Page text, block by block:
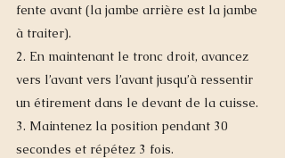
fente avant (la jambe arrière est la jambe
à traiter).
2. En maintenant le tronc droit, avancez
vers l’avant vers l’avant jusqu’à ressentir
un étirement dans le devant de la cuisse.
3. Maintenez la position pendant 30
secondes et répétez 3 fois.